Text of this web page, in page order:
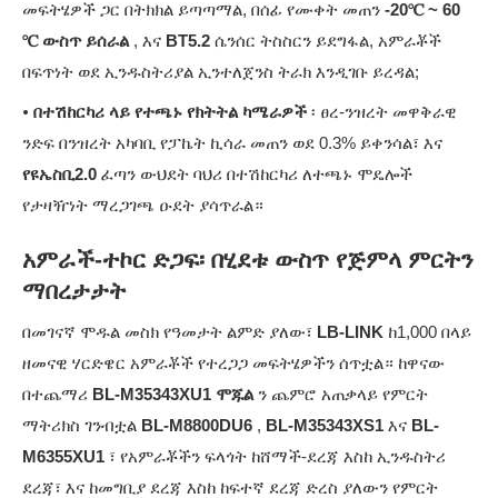
መፍትሄዎች ጋር በትክክል ይጣጣማል, በሰፊ የሙቀት መጠን -20℃ ~ 60
℃ ውስጥ ይሰራል , እና BT5.2 ሴንሰር ትስስርን ይደግፋል, አምራቾች
በፍጥነት ወደ ኢንዱስትሪያል ኢንተለጀንስ ትራክ እንዲገቡ ይረዳል;
• በተሽከርካሪ ላይ የተጫኑ የክትትል ካሜራዎች ፡ ፀረ-ንዝረት መዋቅራዊ
ንድፍ በንዝረት አካባቢ የፓኬት ኪሳራ መጠን ወደ 0.3% ይቀንሳል፣ እና
የዩኤስቢ2.0 ፈጣን ውህደት ባህሪ በተሽከርካሪ ለተጫኑ ሞዴሎች
የታዛዥነት ማረጋገጫ ዑደት ያሳጥራል።
አምራች-ተኮር ድጋፍ፡ በሂደቱ ውስጥ የጅምላ ምርትን
ማበረታታት
በመገናኛ ሞዱል መስክ የዓመታት ልምድ ያለው፣ LB-LINK ከ1,000 በላይ
ዘመናዊ ሃርድዌር አምራቾች የተረጋጋ መፍትሄዎችን ሰጥቷል። ከዋናው
በተጨማሪ BL-M35343XU1 ሞጁል ን ጨምሮ አጠቃላይ የምርት
ማትሪክስ ገንብቷል BL-M8800DU6 , BL-M35343XS1 እና BL-
M6355XU1 ፣ የአምራቾችን ፍላጎት ከሸማች-ደረጃ እስከ ኢንዱስትሪ
ደረጃ፣ እና ከመግቢያ ደረጃ እስከ ከፍተኛ ደረጃ ድረስ ያለውን የምርት